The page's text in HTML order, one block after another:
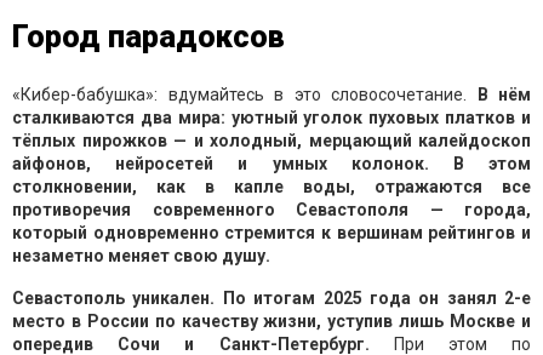
Город парадоксов
«Кибер-бабушка»: вдумайтесь в это словосочетание.
В нём
сталкиваются два мира: уютный уголок пуховых платков и
тёплых пирожков — и холодный, мерцающий калейдоскоп
айфонов, нейросетей и умных колонок. В этом
столкновении, как в капле воды, отражаются все
противоречия современного Севастополя — города,
который одновременно стремится к вершинам рейтингов и
незаметно меняет свою душу.
Севастополь уникален. По итогам 2025 года он занял 2-е
место в России по качеству жизни, уступив лишь Москве и
опередив Сочи и Санкт-Петербург. При этом по